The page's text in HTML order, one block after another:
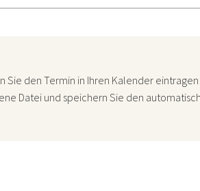
Sie den Termin in Ihren Kalender eintragen
Datei und speichern Sie den